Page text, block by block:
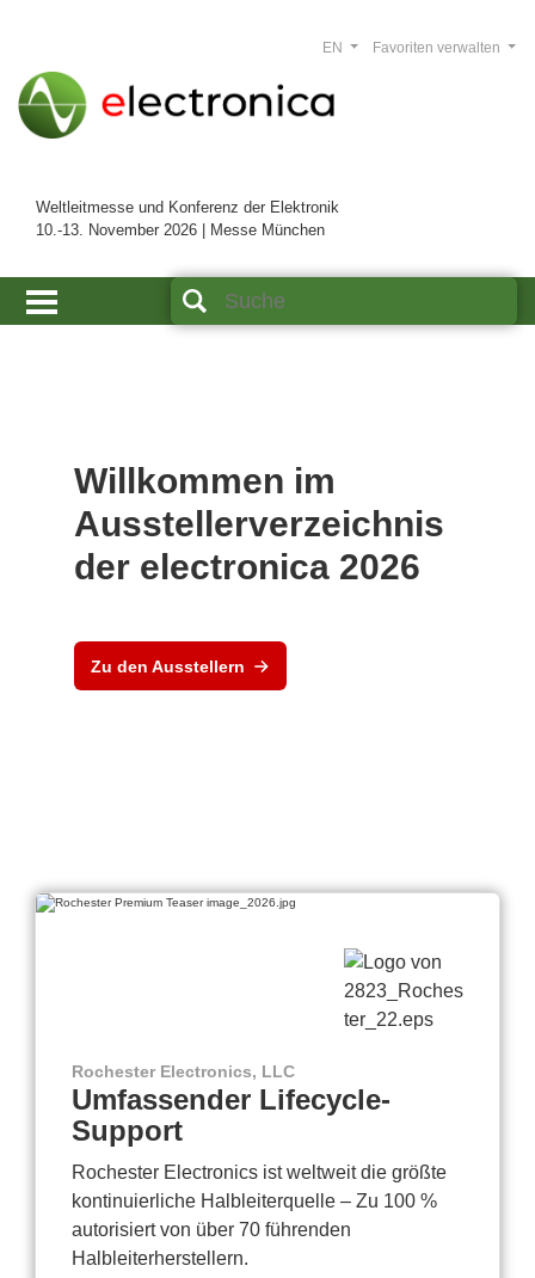
Weltleitmesse und Konferenz der Elektronik
10.-13. November 2026 | Messe München
Favoriten verwalten
EN
Willkommen im
Ausstellerverzeichnis
der electronica 2026
Zu den Ausstellern
Rochester Electronics, LLC
Umfassender Lifecycle-
Support
Rochester Electronics ist weltweit die größte
kontinuierliche Halbleiterquelle – Zu 100 %
autorisiert von über 70 führenden
Halbleiterherstellern.